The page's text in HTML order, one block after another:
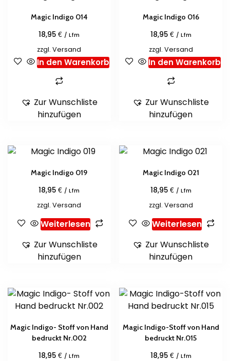
Magic Indigo 014
18,95€ / Lfm
zzgl.Versand
In den Warenkorb
Zur Wunschliste
hinzufügen
Magic Indigo 016
18,95 € / Lfm
zzgl. Versand
In den Warenkorb
Zur Wunschliste
hinzufügen
Magic Indigo 019
18,95€ / Lfm
zzgl.Versand
Weiterlesen
Zur Wunschliste
hinzufügen
Magic Indigo 021
18,95 € / Lfm
zzgl. Versand
Weiterlesen
Zur Wunschliste
hinzufügen
Magic Indigo- Stoff von Hand
bedruckt Nr.002
18,95€ / Lfm
Magic Indigo-Stoff von Hand
bedruckt Nr.015
18,95 € / Lfm